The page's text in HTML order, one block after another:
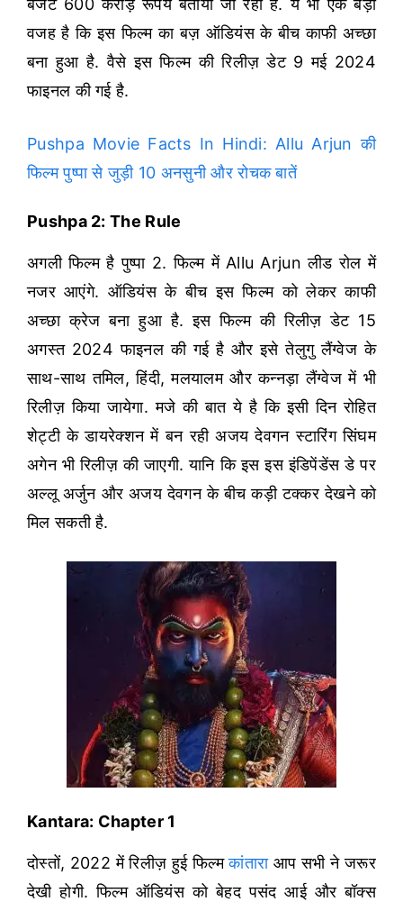
बजट 600 करोड़ रूपये बताया जा रहा है. ये भी एक बड़ी
वजह है कि इस फिल्म का बज़ ऑडियंस के बीच काफी अच्छा
बना हुआ है. वैसे इस फिल्म की रिलीज़ डेट 9 मई 2024
फाइनल की गई है.
Pushpa Movie Facts In Hindi: Allu Arjun की
फिल्म पुष्पा से जुड़ी 10 अनसुनी और रोचक बातें
Pushpa 2: The Rule
अगली फिल्म है पुष्पा 2. फिल्म में Allu Arjun लीड रोल में
नजर आएंगे. ऑडियंस के बीच इस फिल्म को लेकर काफी
अच्छा क्रेज बना हुआ है. इस फिल्म की रिलीज़ डेट 15
अगस्त 2024 फाइनल की गई है और इसे तेलुगु लैंग्वेज के
साथ-साथ तमिल, हिंदी, मलयालम और कन्नड़ा लैंग्वेज में भी
रिलीज़ किया जायेगा. मजे की बात ये है कि इसी दिन रोहित
शेट्टी के डायरेक्शन में बन रही अजय देवगन स्टारिंग सिंघम
अगेन भी रिलीज़ की जाएगी. यानि कि इस इस इंडिपेंडेंस डे पर
अल्लू अर्जुन और अजय देवगन के बीच कड़ी टक्कर देखने को
मिल सकती है.
Kantara: Chapter 1
दोस्तों, 2022 में रिलीज़ हुई फिल्मकांताराआप सभी ने जरूर
देखी होगी. फिल्म ऑडियंस को बेहद पसंद आई और बॉक्स